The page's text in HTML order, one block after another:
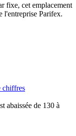
fixe, cet emplacement
l'entreprise Parifex.
chiffres
abaissée de 130 à